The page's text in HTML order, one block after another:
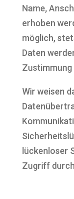
Name,
erhoben
möglich,
Daten
Wir weisen
lückenloser
Zugriff